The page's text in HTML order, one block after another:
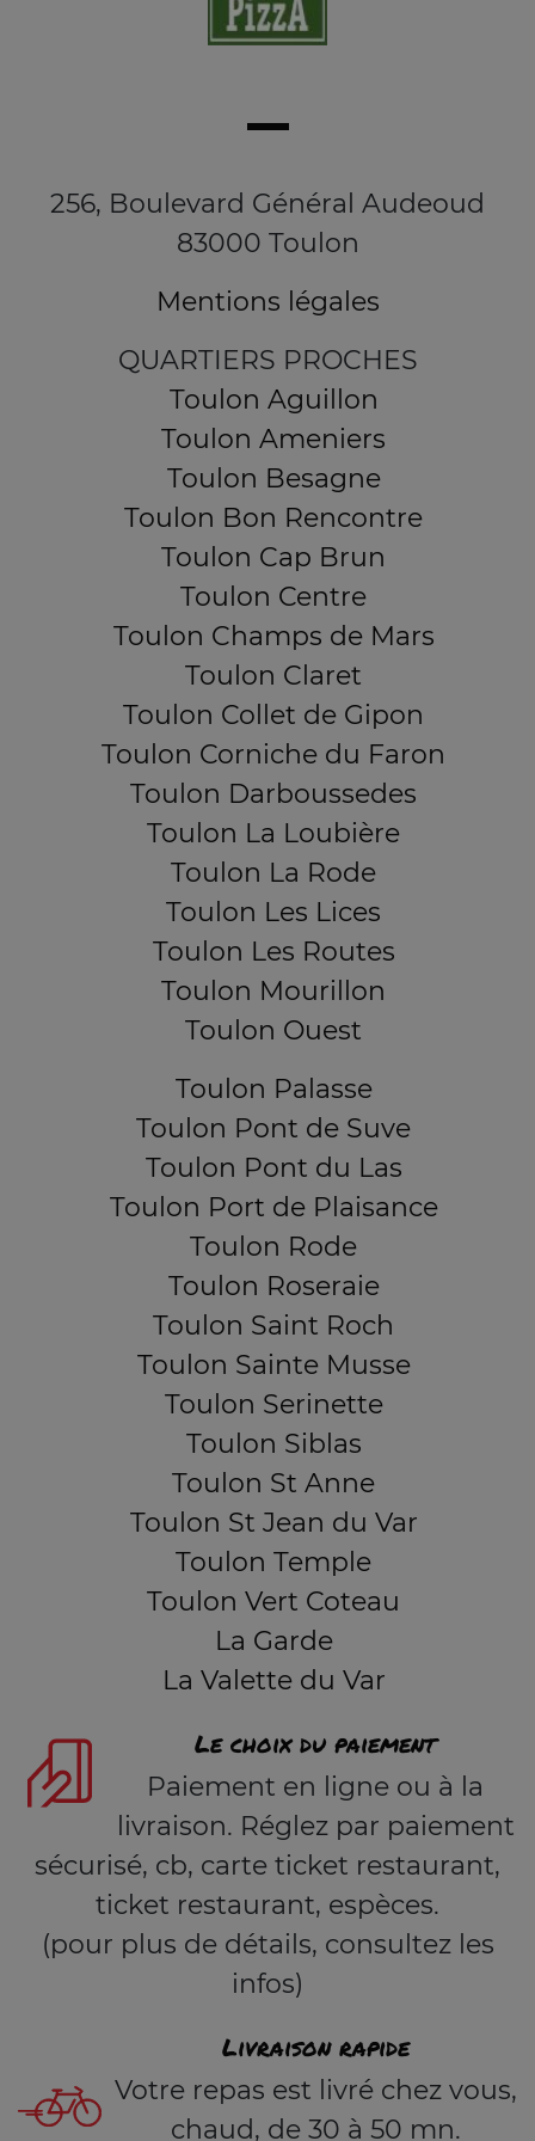
256, Boulevard Général Audeoud
83000 Toulon
Mentions légales
QUARTIERS PROCHES
Toulon Aguillon
Toulon Ameniers
Toulon Besagne
Toulon Bon Rencontre
Toulon Cap Brun
Toulon Centre
Toulon Champs de Mars
Toulon Claret
Toulon Collet de Gipon
Toulon Corniche du Faron
Toulon Darboussedes
Toulon La Loubière
Toulon La Rode
Toulon Les Lices
Toulon Les Routes
Toulon Mourillon
Toulon Ouest
Toulon Palasse
Toulon Pont de Suve
Toulon Pont du Las
Toulon Port de Plaisance
Toulon Rode
Toulon Roseraie
Toulon Saint Roch
Toulon Sainte Musse
Toulon Serinette
Toulon Siblas
Toulon St Anne
Toulon St Jean du Var
Toulon Temple
Toulon Vert Coteau
La Garde
La Valette du Var
Le choix du paiement
Paiement en ligne ou à la
livraison. Réglez par paiement
sécurisé, cb, carte ticket restaurant,
ticket restaurant, espèces.
(pour plus de détails, consultez les
infos)
Livraison rapide
Votre repas est livré chez vous,
chaud, de 30 à 50 mn.